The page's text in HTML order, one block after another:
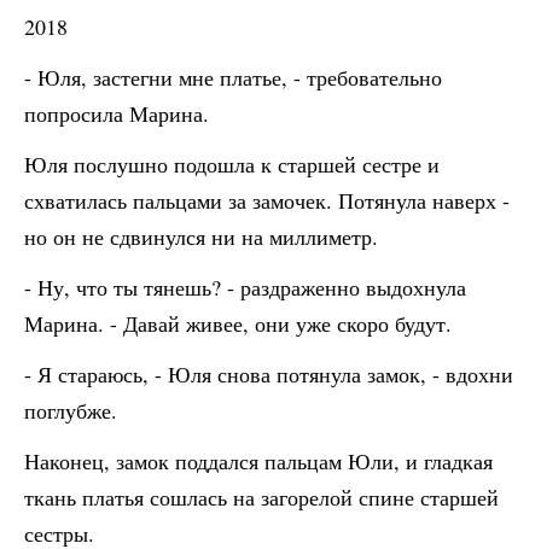
2018
- Юля, застегни мне платье, - требовательно
попросила Марина.
Юля послушно подошла к старшей сестре и
схватилась пальцами за замочек. Потянула наверх -
но он не сдвинулся ни на миллиметр.
- Ну, что ты тянешь? - раздраженно выдохнула
Марина. - Давай живее, они уже скоро будут.
- Я стараюсь, - Юля снова потянула замок, - вдохни
поглубже.
Наконец, замок поддался пальцам Юли, и гладкая
ткань платья сошлась на загорелой спине старшей
сестры.